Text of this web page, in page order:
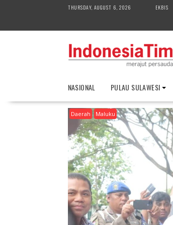
THURSDAY, AUGUST 6, 2026 EKBIS
NASIONAL PULAU SULAWESI
Daerah Maluku